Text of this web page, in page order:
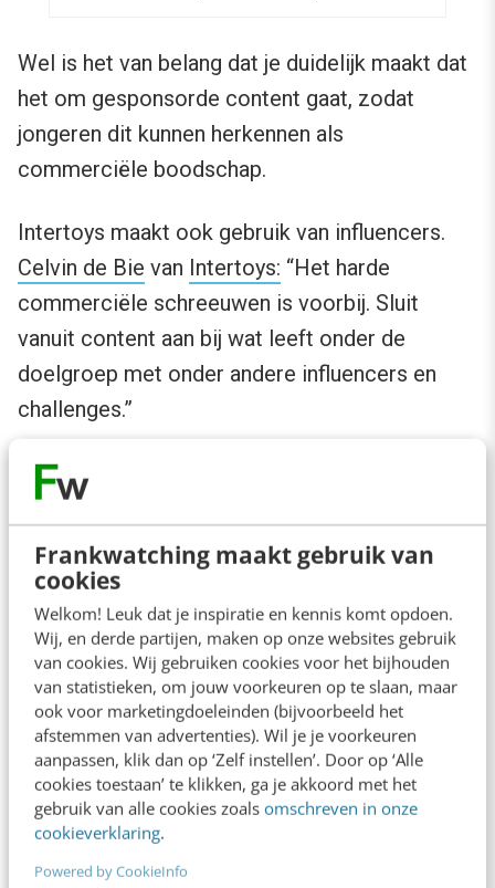
Frankwatching maakt gebruik van
cookies
Welkom! Leuk dat je inspiratie en kennis komt opdoen.
Wij, en derde partijen, maken op onze websites gebruik
van cookies. Wij gebruiken cookies voor het bijhouden
van statistieken, om jouw voorkeuren op te slaan, maar
ook voor marketingdoeleinden (bijvoorbeeld het
afstemmen van advertenties). Wil je je voorkeuren
aanpassen, klik dan op ‘Zelf instellen’. Door op ‘Alle
cookies toestaan’ te klikken, ga je akkoord met het
gebruik van alle cookies zoals omschreven in onze
cookieverklaring.
Powered by CookieInfo
Wel is het van belang dat je duidelijk maakt dat
het om gesponsorde content gaat, zodat
jongeren dit kunnen herkennen als
commerciële boodschap.
Intertoys maakt ook gebruik van influencers.
Celvin de Bie van Intertoys: “Het harde
commerciële schreeuwen is voorbij. Sluit
vanuit content aan bij wat leeft onder de
doelgroep met onder andere influencers en
challenges.”
Het inzetten van influencers werkt dus nog
steeds, ondanks het vieze woord.
4. Heb aandacht voor de mentale
gezondheid
“Jongeren zijn kwetsbaar in een socialmedia-
omgeving. Dit is een plek die wordt gedreven
door commercie en er is weinig toezicht. Wie
is online verantwoordelijk?”, zegtNick van
Hummelvan hetNederlands Jeugdinstituut
Volwassenen zijn verantwoordelijk om hier het